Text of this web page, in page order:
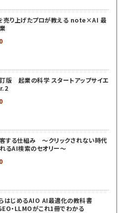
売り上げたプロが教える note×AI 最
版 起業の科学 スタートアップサイエ
する仕組み ～クリックされない時代
るAI検索のセオリー～
はじめるAIO AI最適化の教科書
・LLMOがこれ1冊でわかる